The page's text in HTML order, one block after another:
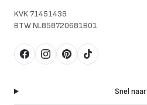
KVK71451439
BTWNL858720681B01
FacebookInstagram
Pinterest
TikTok
Snel naar